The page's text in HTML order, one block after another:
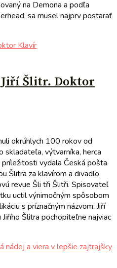
na Demona a podľa
sa musel najprv postarať
Šlitr. Doktor
okrúhlych 100 rokov od
skladateľa, výtvarníka, herca
vydala Česká pošta
Šlitra za klavírom a divadlo
revue Šli tři Šlitři. Spisovateľ
uctil výnimočným spôsobom
s príznačným názvom: Jiří
Šlitra pochopiteľne najviac